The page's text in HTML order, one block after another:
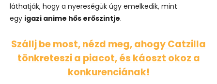
láthatják, hogy a nyereségük úgy emelkedik, mint
egy igazi anime hős erőszintje.
Szállj be most, nézd meg, ahogy Catzilla
tönkreteszi a piacot, és káoszt okoz a
konkurenciának!